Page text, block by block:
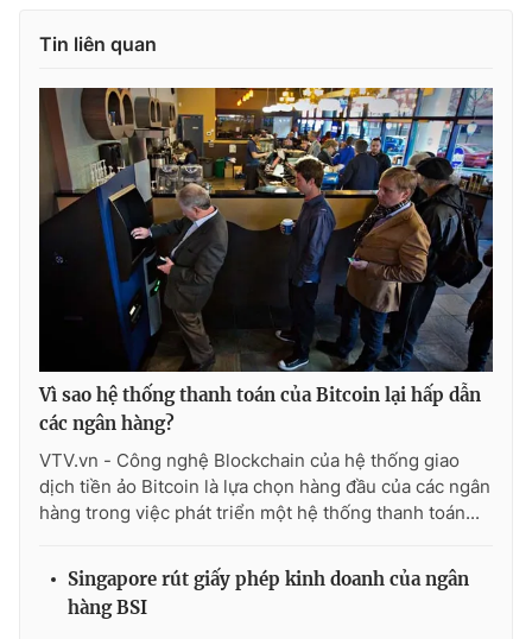
Tư vấn
Emagazine Podcast
Photo Infographic
Video Shorts video
VTV Money VTV Thể thao
VTV Sức khoẻ Bất động sản
Thị trường 24h Tấm lòng Việt
VTV4 Vươn mình bằng AI
VTV9
Tin liên quan
Vì sao hệ thống thanh toán của Bitcoin lại hấp dẫn
các ngân hàng?
VTV.vn - Công nghệ Blockchain của hệ thống giao
dịch tiền ảo Bitcoin là lựa chọn hàng đầu của các ngân
hàng trong việc phát triển một hệ thống thanh toán...
Singapore rút giấy phép kinh doanh của ngân
hàng BSI